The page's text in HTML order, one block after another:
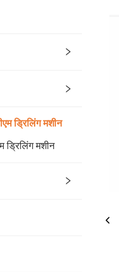
ड्रिलिंग मशीन
ड्रिलिंग मशीन